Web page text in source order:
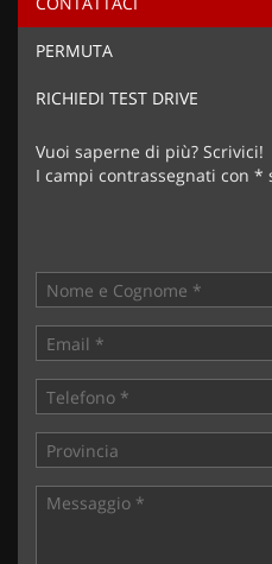
Ho letto e accetto
Acconsento al trattamento
Invia la
PERMUTA
RICHIEDI TEST DRIVE
Vuoi saperne di più? Scrivici!
I campi contrassegnati con *